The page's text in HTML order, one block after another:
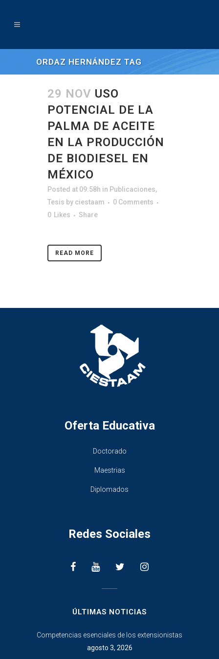
ORDAZ HERNÁNDEZ TAG
29 NOV USO
POTENCIAL DE LA
PALMA DE ACEITE
EN LA PRODUCCIÓN
DE BIODIESEL EN
MÉXICO
Posted at 09:58h in Publicaciones,
Tesis by ciestaam
0 Comments
0 Likes Share
READ MORE
Oferta Educativa
Doctorado
Maestrias
Diplomados
Redes Sociales
ÚLTIMAS NOTICIAS
Competencias esenciales de los extensionistas
agosto 3, 2026